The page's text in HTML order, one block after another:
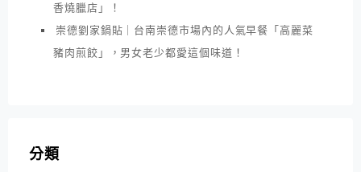
香燒臘店」！
崇德劉家鍋貼｜台南崇德市場內的人氣早餐「高麗菜
豬肉煎餃」，男女老少都愛這個味道！
分類